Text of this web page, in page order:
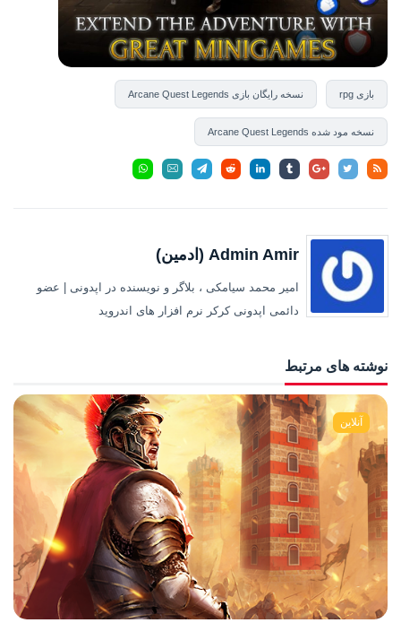
بازی rpg نسخه رایگان بازی Arcane Quest Legends
نسخه مود شده Arcane Quest Legends
Admin Amir (ادمین)
امیر محمد سیامکی ، بلاگر و نویسنده در اپدونی | عضو
دائمی اپدونی کرکر نرم افزار های اندروید
نوشته های مرتبط
آنلاین